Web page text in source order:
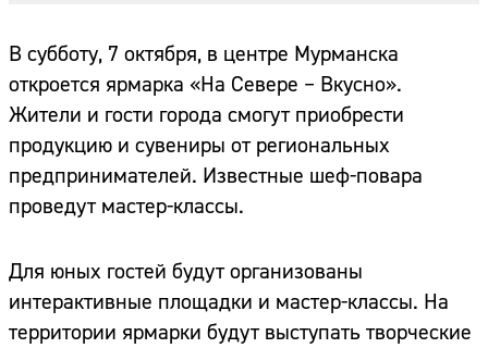
В субботу, 7 октября, в центре Мурманска
откроется ярмарка «На Севере – Вкусно».
Жители и гости города смогут приобрести
продукцию и сувениры от региональных
предпринимателей. Известные шеф-повара
проведут мастер-классы.
Для юных гостей будут организованы
интерактивные площадки и мастер-классы. На
территории ярмарки будут выступать творческие